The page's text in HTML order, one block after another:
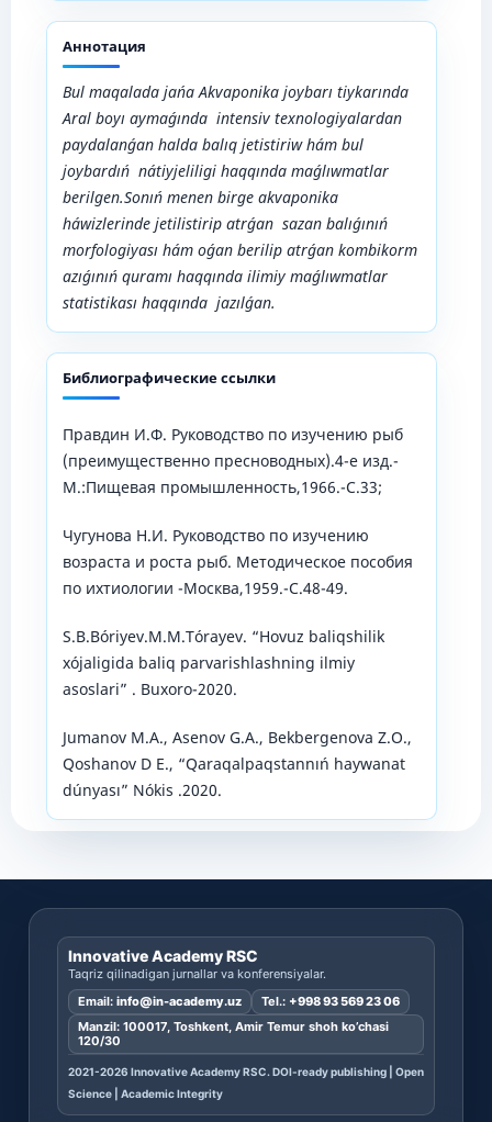
Аннотация
Bul maqalada jańa Akvaponika joybarı tiykarında
Aral boyı aymaǵında intensiv texnologiyalardan
paydalanǵan halda balıq jetistiriw hám bul
joybardıń nátiyjeliligi haqqında maǵlıwmatlar
berilgen.Sonıń menen birge akvaponika
háwizlerinde jetilistirip atrǵan sazan balıǵınıń
morfologiyası hám oǵan berilip atrǵan kombikorm
azıǵınıń quramı haqqında ilimiy maǵlıwmatlar
statistikası haqqında jazılǵan.
Библиографические ссылки
Правдин И.Ф. Руководство по изучению рыб
(преимущественно пресноводных).4-е изд.-
М.:Пищевая промышленность,1966.-С.33;
Чугунова Н.И. Руководство по изучению
возраста и роста рыб. Методическое пособия
по ихтиологии -Москва,1959.-С.48-49.
S.B.Bóriyev.M.M.Tórayev. “Hovuz baliqshilik
xójaligida baliq parvarishlashning ilmiy
asoslari” . Buxoro-2020.
Jumanov M.A., Asenov G.A., Bekbergenova Z.O.,
Qoshanov D E., “Qaraqalpaqstannıń haywanat
dúnyası” Nókis .2020.
Innovative Academy RSC
Taqriz qilinadigan jurnallar va konferensiyalar.
Email: info@in-academy.uz Tel.: +998 93 569 23 06
Manzil: 100017, Toshkent, Amir Temur shoh ko’chasi
120/30
2021-2026 Innovative Academy RSC. DOI-ready publishing | Open
Science | Academic Integrity